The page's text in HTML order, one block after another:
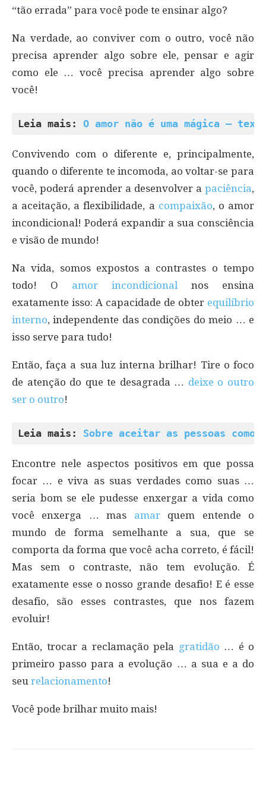
“tão errada” para você pode te ensinar algo?
Na verdade, ao conviver com o outro, você não
precisa aprender algo sobre ele, pensar e agir
como ele … você precisa aprender algo sobre
você!
Leia mais: O amor não é uma mágica –
Convivendo com o diferente e, principalmente,
quando o diferente te incomoda, ao voltar-se para
você, poderá aprender a desenvolver a paciência,
a aceitação, a flexibilidade, a compaixão, o amor
incondicional! Poderá expandir a sua consciência
e visão de mundo!
Na vida, somos expostos a contrastes o tempo
todo! O amor incondicional nos ensina
exatamente isso: A capacidade de obter equilíbrio
interno, independente das condições do meio … e
isso serve para tudo!
Então, faça a sua luz interna brilhar! Tire o foco
de atenção do que te desagrada … deixe o outro
ser o outro!
Leia mais: Sobre aceitar as pessoas como
Encontre nele aspectos positivos em que possa
focar … e viva as suas verdades como suas …
seria bom se ele pudesse enxergar a vida como
você enxerga … mas amarquem entende o
mundo de forma semelhante a sua, que se
comporta da forma que você acha correto, é fácil!
Mas sem o contraste, não tem evolução. É
exatamente esse o nosso grande desafio! E é esse
desafio, são esses contrastes, que nos fazem
evoluir!
Então, trocar a reclamação pela gratidão … é o
primeiro passo para a evolução … a sua e a do
seu relacionamento!
Você pode brilhar muito mais!